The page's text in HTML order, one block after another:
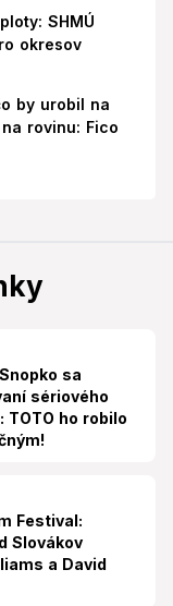
SHMÚ
okresov
by urobil na
rovinu: Fico
sa
sériového
TOTO ho robilo
Festival:
Slovákov
a David